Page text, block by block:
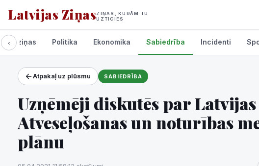
Latvijas ZiņasZIŅAS, KURĀM TU
UZTICIES
Projekti un pakalpojumi
‹
Visas ziņas Politika Ekonomika Sabiedrība Incidenti
Atpakaļ uz plūsmu SABIEDRĪBA
Uzņēmēji diskutēs par Latvijas
Atveseļošanas un noturības
plānu